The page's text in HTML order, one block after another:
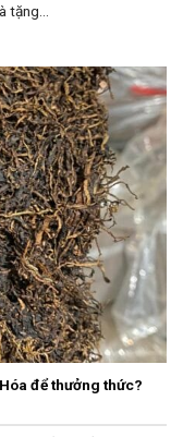
để thưởng thức?